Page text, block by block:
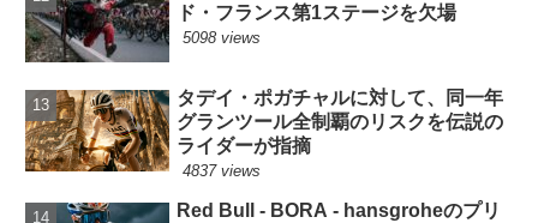
ド・フランス第1ステージを欠場
5098 views
タデイ・ポガチャルに対して、同一年
グランツール全制覇のリスクを伝説の
ライダーが指摘
4837 views
Red Bull - BORA - hansgroheのプリ